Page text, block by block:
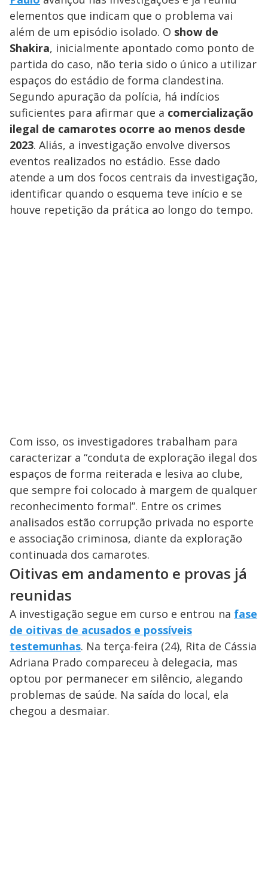
elementos que indicam que o problema vai
além de um episódio isolado. O show de
Shakira, inicialmente apontado como ponto de
partida do caso, não teria sido o único a utilizar
espaços do estádio de forma clandestina.
Segundo apuração da polícia, há indícios
suficientes para afirmar que a comercialização
ilegal de camarotes ocorre ao menos desde
2023. Aliás, a investigação envolve diversos
eventos realizados no estádio. Esse dado
atende a um dos focos centrais da investigação,
identificar quando o esquema teve início e se
houve repetição da prática ao longo do tempo.
Com isso, os investigadores trabalham para
caracterizar a “conduta de exploração ilegal dos
espaços de forma reiterada e lesiva ao clube,
que sempre foi colocado à margem de qualquer
reconhecimento formal”. Entre os crimes
analisados estão corrupção privada no esporte
e associação criminosa, diante da exploração
continuada dos camarotes.
Oitivas em andamento e provas já
reunidas
A investigação segue em curso e entrou na fase
de oitivas de acusados e possíveis
testemunhas. Na terça-feira (24), Rita de Cássia
Adriana Prado compareceu à delegacia, mas
optou por permanecer em silêncio, alegando
problemas de saúde. Na saída do local, ela
chegou a desmaiar.